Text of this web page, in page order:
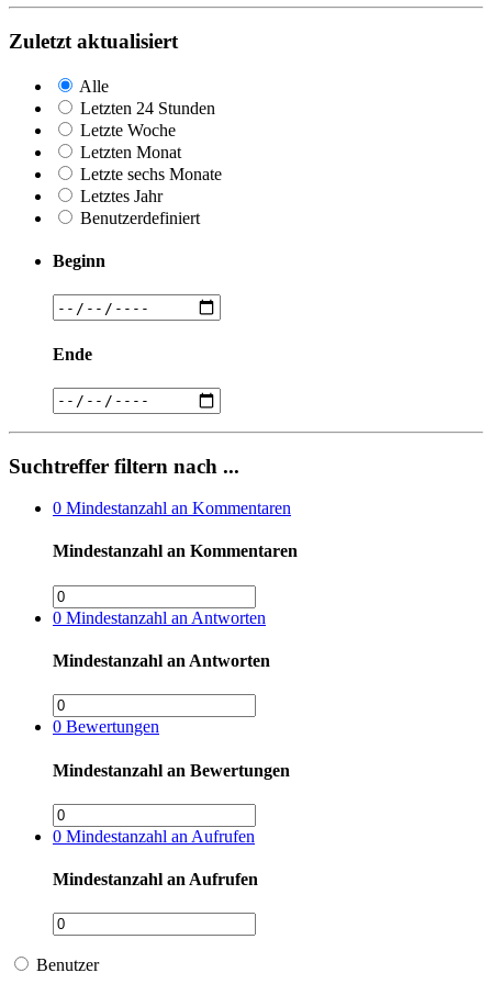
Zuletzt aktualisiert
Alle
Letzten 24 Stunden
Letzte Woche
Letzten Monat
Letzte sechs Monate
Letztes Jahr
Benutzerdefiniert
Beginn
Ende
Suchtreffer filtern nach ...
0 Mindestanzahl an Kommentaren
Mindestanzahl an Kommentaren
0 Mindestanzahl an Antworten
Mindestanzahl an Antworten
0 Bewertungen
Mindestanzahl an Bewertungen
0 Mindestanzahl an Aufrufen
Mindestanzahl an Aufrufen
Benutzer